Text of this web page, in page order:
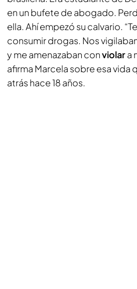
en un bufete de abogado.
ella. Ahí empezó su calvario.
consumir drogas. Nos
y me amenazaban conviolara
afirma Marcela sobre esa vida
atrás hace 18 años.